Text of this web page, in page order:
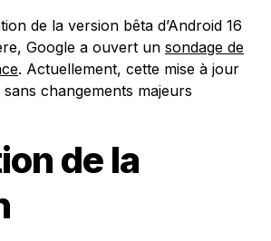
de la version bêta d’Android 16
Google a ouvert un sondage de
. Actuellement, cette mise à jour
changements majeurs
de la